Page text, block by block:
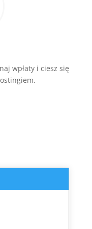
wpłaty i ciesz się